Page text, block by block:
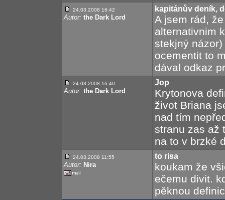
24.03.2008 16:42
Autor: the Dark Lord
kapitánův deník,
A jsem rád,
alternativnim
stekjný
ocementit to
dával odkaz
24.03.2008 16:40
Autor: the Dark Lord
Jop
Krytonova
život Briana
nad tím
stranu zas až
na to v brzké
24.03.2008 11:55
Autor: Nira
to risa
koukam že
ečemu divit.
pěknou